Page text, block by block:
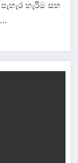
හැරීම සහ